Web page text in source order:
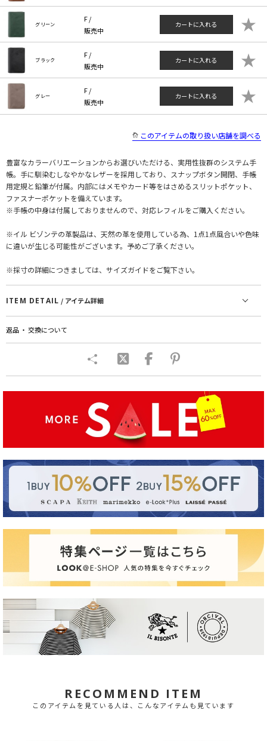
グリーン
F /
販売中
カートに入れる ★
ブラック
F /
販売中
カートに入れる ★
グレー
F /
販売中
カートに入れる ★
このアイテムの取り扱い店舗を調べる
豊富なカラーバリエーションからお選びいただける、実用性抜群のシステム手
帳。手に馴染むしなやかなレザーを採用しており、スナップボタン開閉、手帳
用定規と鉛筆が付属。内部にはメモやカード等をはさめるスリットポケット、
ファスナーポケットを備えています。
※手帳の中身は付属しておりませんので、対応レフィルをご購入ください。
※イル ビゾンテの革製品は、天然の革を使用している為、1点1点風合いや色味
に違いが生じる可能性がございます。予めご了承ください。
※採寸の詳細につきましては、サイズガイドをご覧下さい。
ITEM DETAIL / アイテム詳細
返品 ・ 交換について
RECOMMEND ITEM
このアイテムを見ている人は、こんなアイテムも見ています